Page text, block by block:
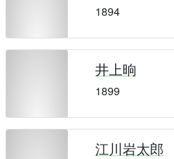
1894
井上晌
1899
江川岩太郎